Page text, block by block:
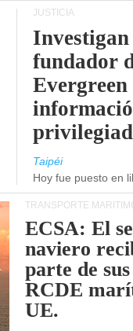
JUSTICIA
fundador
Taipéi
Hoy fue puesto en
TRANSPORTE
ECSA: El
naviero
parte de
RCDE
UE.